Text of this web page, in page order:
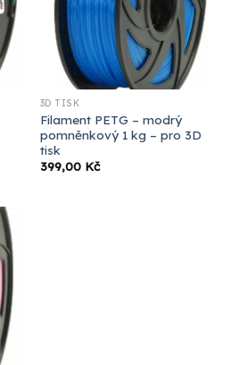
3D TISK
Filament PETG – modrý
pomněnkový 1 kg – pro 3D
tisk
399,00 Kč